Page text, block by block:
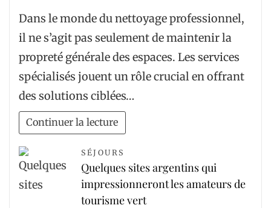
Services
spécialisés
Nettoyage
de
encore
Dans le monde du nettoyage professionnel,
il ne s’agit pas seulement de maintenir la
propreté générale des espaces. Les services
spécialisés jouent un rôle crucial en offrant
des solutions ciblées…
Continuer la lecture
SÉJOURS
Quelques sites argentins qui
impressionneront les amateurs de
tourisme vert